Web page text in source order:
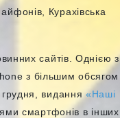
Курахівська
сайтів. Однією з
з більшим обсягом
грудня, видання«Наші
смартфонів в інших